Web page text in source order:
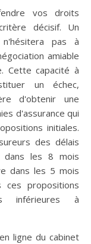
vos droits
décisif. Un
n'hésitera pas à
amiable
Cette capacité à
un échec,
d'obtenir une
d'assurance qui
initiales.
des délais
dans les 8 mois
dans les 5 mois
ces propositions
inférieures à
ligne du cabinet